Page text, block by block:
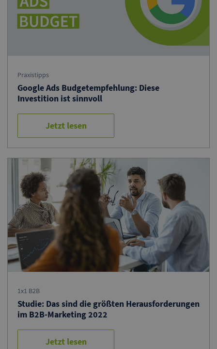
Praxistipps
Google Ads Budgetempfehlung: Diese
Investition ist sinnvoll
Jetzt lesen
1x1 B2B
Studie: Das sind die größten Herausforderungen
im B2B-Marketing 2022
Jetzt lesen